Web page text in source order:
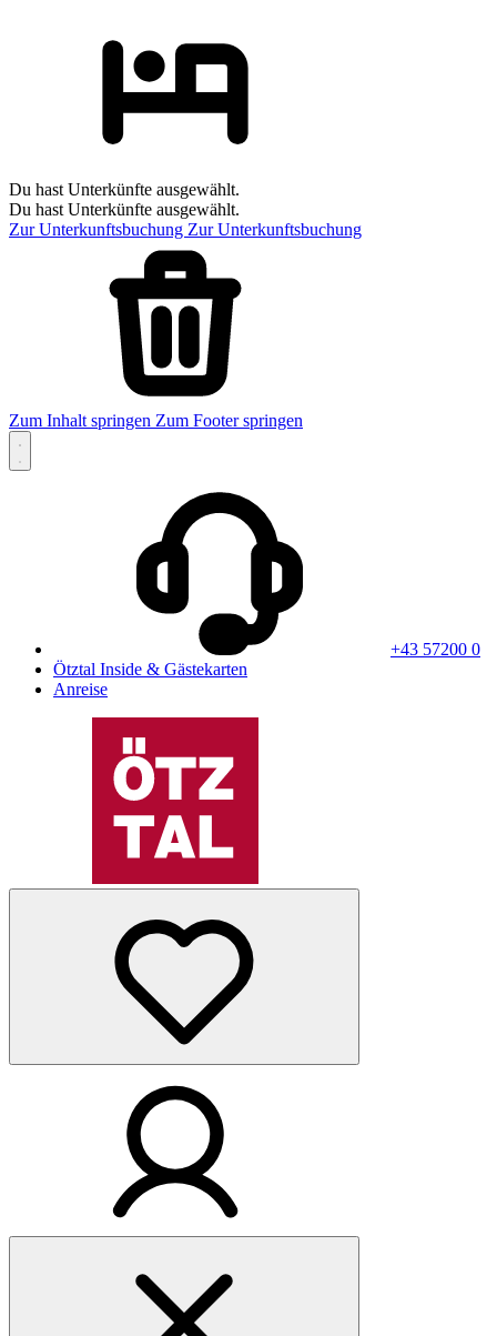
Du hast Unterkünfte ausgewählt.
Du hast Unterkünfte ausgewählt.
Zur Unterkunftsbuchung Zur Unterkunftsbuchung
Zum Inhalt springen Zum Footer springen
+43 57200 0
Ötztal Inside & Gästekarten
Anreise